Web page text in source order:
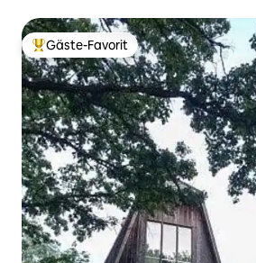
Beliebter Gäste-Favorit.
Gäste-Favorit